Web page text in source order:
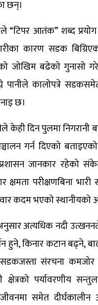
छन्।
“टिपर आतंक” शब्द
कारण सडक
जोखिम बढेको गुनासो
पानीले कालोपत्रे
छ।
केही दिन पुलमा निगरानी
गर्न दिएको
जानकार रहेको
क्षमता परीक्षणबिना भारी
कदम भएको स्थानीयको
अत्यधिक नदी
हुने, किनार कटान बढ्ने,
संरचना कमजोर
क्षेत्रको पर्यावरणीय
समेत दीर्घकालीन